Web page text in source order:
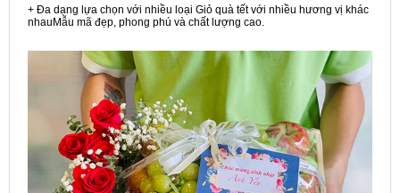
+ Đa dạng lựa chọn với nhiều loại Giỏ quà tết với nhiều hương vị khác
nhauMẫu mã đẹp, phong phú và chất lượng cao.